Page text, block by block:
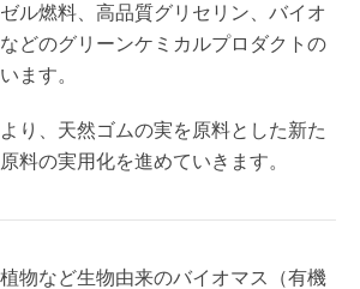
ル燃料、高品質グリセリン、バイオ
どのグリーンケミカルプロダクトの
ます。
り、天然ゴムの実を原料とした新た
料の実用化を進めていきます。
物など生物由来のバイオマス（有機